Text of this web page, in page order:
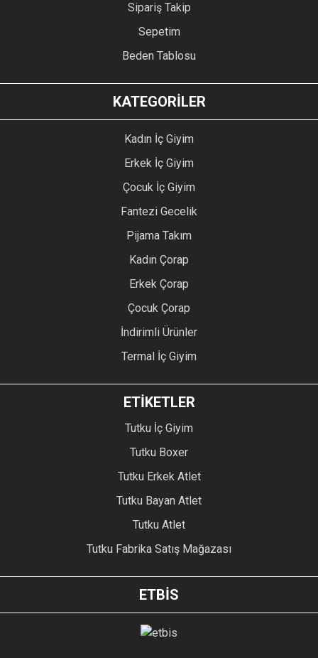
Sipariş Takip
Sepetim
Beden Tablosu
KATEGORİLER
Kadın İç Giyim
Erkek İç Giyim
Çocuk İç Giyim
Fantezi Gecelik
Pijama Takım
Kadın Çorap
Erkek Çorap
Çocuk Çorap
İndirimli Ürünler
Termal İç Giyim
ETİKETLER
Tutku İç Giyim
Tutku Boxer
Tutku Erkek Atlet
Tutku Bayan Atlet
Tutku Atlet
Tutku Fabrika Satış Mağazası
ETBİS